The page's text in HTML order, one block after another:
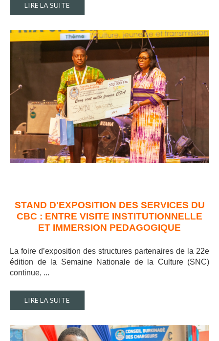
LIRE LA SUITE
STAND D'EXPOSITION DES SERVICES DU
CBC : ENTRE VISITE INSTITUTIONNELLE
ET IMMERSION PEDAGOGIQUE
La foire d’exposition des structures partenaires de la 22e
édition de la Semaine Nationale de la Culture (SNC)
continue, ...
LIRE LA SUITE